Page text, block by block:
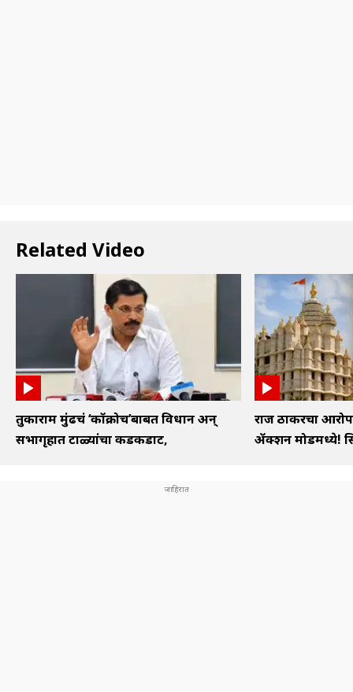
Related Video
तुकाराम मुंढेंचं ‘कॉक्रोच’बाबत विधान अन्
सभागृहात टाळ्यांचा कडकडाट,
राज ठाकरेंचा
ॲक्शन मोडमध्ये!